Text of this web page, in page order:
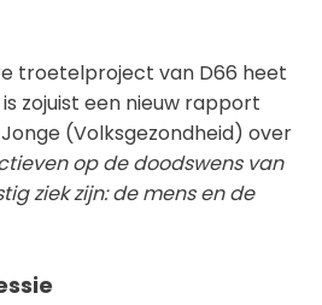
troetelproject van D66 heet
is zojuist een nieuw rapport
(Volksgezondheid) over
op de doodswens van
ziek zijn: de mens en de